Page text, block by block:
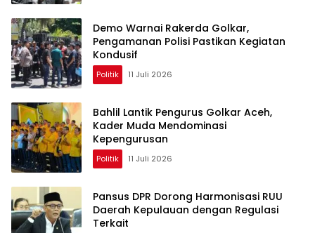
Demo Warnai Rakerda Golkar,
Pengamanan Polisi Pastikan Kegiatan
Kondusif
Politik 11 Juli 2026
Bahlil Lantik Pengurus Golkar Aceh,
Kader Muda Mendominasi
Kepengurusan
Politik 11 Juli 2026
Pansus DPR Dorong Harmonisasi RUU
Daerah Kepulauan dengan Regulasi
Terkait